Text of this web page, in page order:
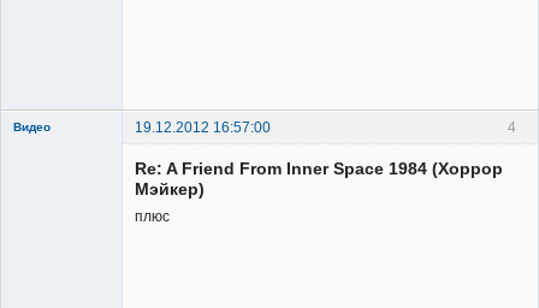
4
Видео 19.12.2012 16:57:00
Re: A Friend From Inner Space 1984 (Хоррор
Мэйкер)
плюс